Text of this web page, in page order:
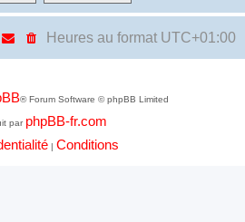
Heures au format UTC+01:00
® Forum Software © phpBB Limited
par phpBB-fr.com
| Conditions